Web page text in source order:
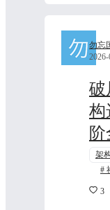
勿忘
破
构
架
3